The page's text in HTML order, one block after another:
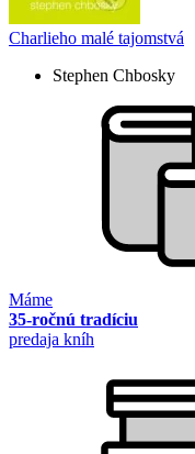
Charlieho malé tajomstvá
Stephen Chbosky
Máme
35-ročnú tradíciu
predaja kníh